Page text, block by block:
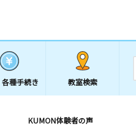
各種手続き 教室検索
KUMON体験者の声